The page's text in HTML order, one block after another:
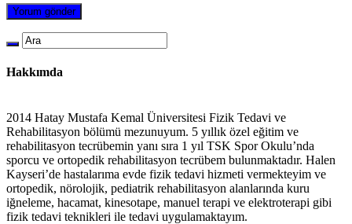
Hakkımda
2014 Hatay Mustafa Kemal Üniversitesi Fizik Tedavi ve
Rehabilitasyon bölümü mezunuyum. 5 yıllık özel eğitim ve
rehabilitasyon tecrübemin yanı sıra 1 yıl TSK Spor Okulu’nda
sporcu ve ortopedik rehabilitasyon tecrübem bulunmaktadır. Halen
Kayseri’de hastalarıma evde fizik tedavi hizmeti vermekteyim ve
ortopedik, nörolojik, pediatrik rehabilitasyon alanlarında kuru
iğneleme, hacamat, kinesotape, manuel terapi ve elektroterapi gibi
fizik tedavi teknikleri ile tedavi uygulamaktayım.